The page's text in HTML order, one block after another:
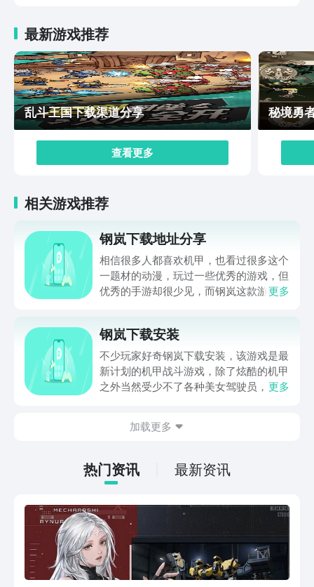
SRPG游戏，将带给玩家全新的游戏体验。无论你是战棋
策略爱好者，还是机甲科幻迷，亦或是喜欢深度养成的玩
家，都将在《钢岚》中找到属于自己的游戏乐趣。让我们
一起踏上这段未来之旅，探索科技的奥秘，揭开隐藏在背
后的谜团吧！
最新游戏推荐
乱斗王国下载渠道分享
查看更多
秘境勇
相关游戏推荐
钢岚下载地址分享
相信很多人都喜欢机甲，也看过很多这个
一题材的动漫，玩过一些优秀的游戏，但
优秀的手游却很少见，而钢岚这款游戏就
戏，让大家更好的了解这款游戏，是什么
类型、玩法的感兴趣不妨一起来看看吧！
更多
钢岚下载安装
不少玩家好奇钢岚下载安装，该游戏是最
新计划的机甲战斗游戏，除了炫酷的机甲
之外当然受少不了各种美女驾驶员，大家
手游的要素，并且这些要素都是现在玩家
现在就来一起了解一下吧。
更多
加载更多
热门资讯 最新资讯